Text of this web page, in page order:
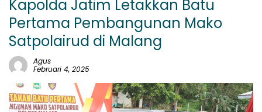
Kapolda Jatim Letakkan Batu
Pertama Pembangunan Mako
Satpolairud di Malang
Agus
Februari 4, 2025